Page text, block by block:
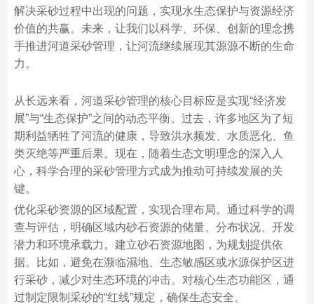
解决采砂过程中出现的问题，实现水生态保护与资源经济
价值的共赢。未来，让我们以科学、环保、创新的理念携
手推进河道采砂管理，让河流继续展现其源源不断的生命
力。
从长远来看，河道采砂管理的核心目标应是实现“经济发
展”与“生态保护”之间的动态平衡。过去，许多地区为了短
期利益牺牲了河流的健康，导致洪水频发、水质恶化、鱼
类灭绝等严重后果。现在，随着生态文明理念的深入人
心，科学合理的采砂管理方式成为推动可持续发展的关
键。
优化采砂资源的区域配置，实现合理布局。通过科学的调
查与评估，明确区域内砂石资源的储量、分布状况、开发
潜力和环境承载力。建立砂石资源地图，为规划提供依
据。比如，避免在濒临濕地、生态敏感区或水源保护区进
行采砂，减少对生态环境的冲击。对核心生态功能区，通
过制定限制采砂的“红线”规定，确保生态安全。